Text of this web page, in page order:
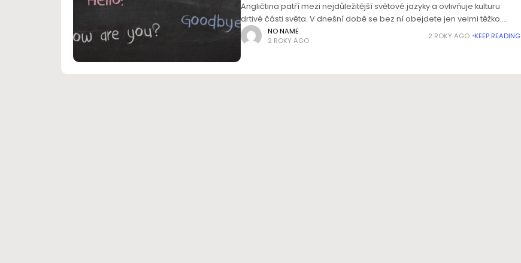
Angličtina patří mezi nejdůležitější světové jazyky a ovlivňuje kulturu
drtivé části světa. V dnešní době se bez ní obejdete jen velmi těžko.
Chcete se konečně rozmluvit, zahodit ostych a naučit
NO NAME
2 ROKY AGO
2 ROKY AGO KEEP READING